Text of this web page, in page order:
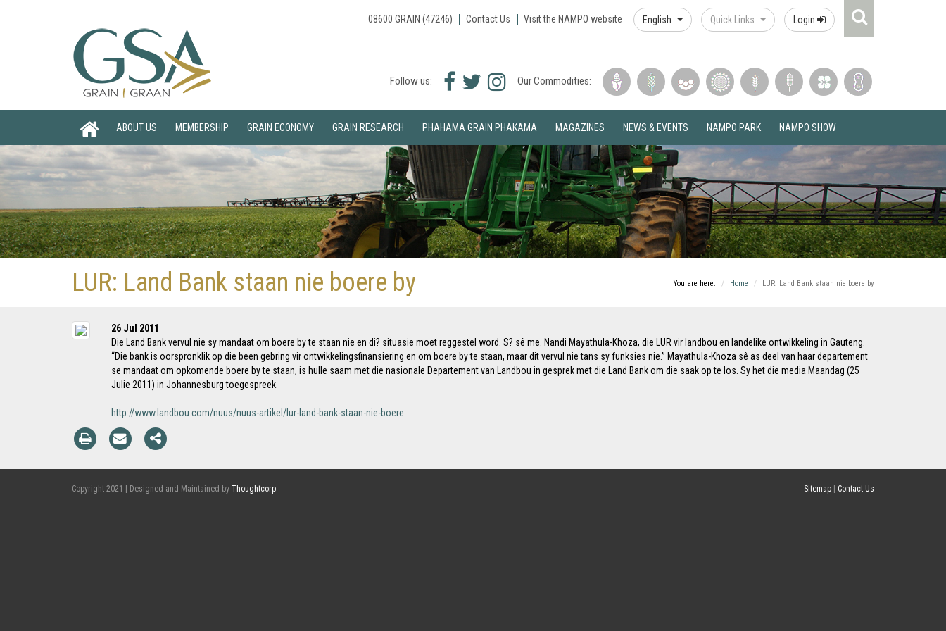
08600 GRAIN (47246) Contact Us Visit the NAMPO website English Quick Links Login
Follow us:
Facebook
Twitter
Instagram
Our Commodities:
ABOUT US MEMBERSHIP GRAIN ECONOMY GRAIN RESEARCH PHAHAMA GRAIN PHAKAMA MAGAZINES NEWS & EVENTS NAMPO PARK NAMPO SHOW
LUR: Land Bank staan nie boere by You are here: Home LUR: Land Bank staan nie boere by
26 Jul 2011
Die Land Bank vervul nie sy mandaat om boere by te staan nie en di? situasie moet reggestel word. S? sê me. Nandi Mayathula-Khoza, die LUR vir landbou en landelike ontwikkeling in Gauteng.
“Die bank is oorspronklik op die been gebring vir ontwikkelingsfinansiering en om boere by te staan, maar dit vervul nie tans sy funksies nie.” Mayathula-Khoza sê as deel van haar departement
se mandaat om opkomende boere by te staan, is hulle saam met die nasionale Departement van Landbou in gesprek met die Land Bank om die saak op te los. Sy het die media Maandag (25
Julie 2011) in Johannesburg toegespreek.
http://www.landbou.com/nuus/nuus-artikel/lur-land-bank-staan-nie-boere
Copyright 2021 | Designed and Maintained by Thoughtcorp Sitemap Contact Us